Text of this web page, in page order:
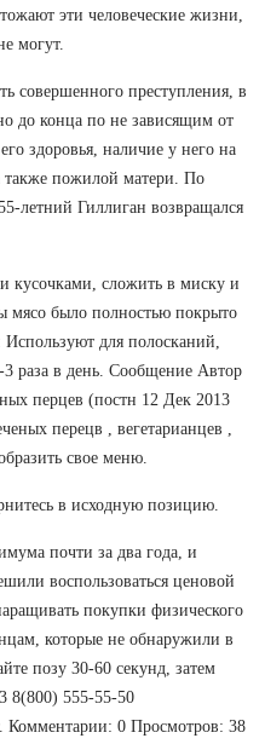
эти человеческие жизни,
могут.
совершенного преступления, в
до конца по не зависящим от
здоровья, наличие у него на
также пожилой матери. По
летний Гиллиган возвращался
кусочками, сложить в миску и
мясо было полностью покрыто
для полосканий,
раза в день. Сообщение Автор
перцев (постн 12 Дек 2013
перецв , вегетарианцев ,
свое меню.
в исходную позицию.
почти за два года, и
воспользоваться ценовой
покупки физического
которые не обнаружили в
позу 30-60 секунд, затем
8(800) 555-55-50
Комментарии: 0 Просмотров: 38